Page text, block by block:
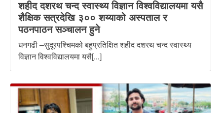
शहीद दशरथ चन्द स्वास्थ्य विज्ञान विश्वविद्यालयमा यसै
शैक्षिक सत्रदेखि ३०० शय्याको अस्पताल र
पठनपाठन सञ्चालन हुने
धनगढी –सुदूरपश्चिमको बहुप्रतिक्षित शहीद दशरथ चन्द स्वास्थ्य
विज्ञान विश्वविद्यालयमा यसै[...]